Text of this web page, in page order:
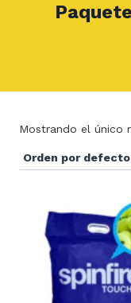
Mostrando el único